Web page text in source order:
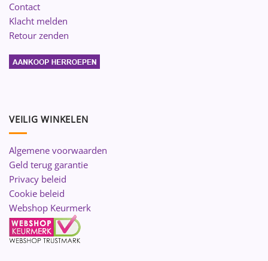
Contact
Klacht melden
Retour zenden
VEILIG WINKELEN
Algemene voorwaarden
Geld terug garantie
Privacy beleid
Cookie beleid
Webshop Keurmerk